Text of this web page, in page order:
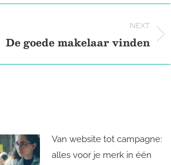
NEXT
De goede makelaar vinden
Van website tot campagne:
alles voor je merk in één